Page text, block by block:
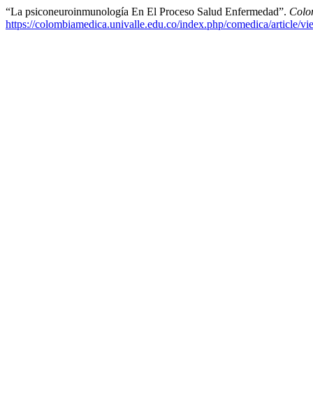
“La psiconeuroinmunología En El Proceso Salud Enfermedad”.
https://colombiamedica.univalle.edu.co/index.php/comedica/article/